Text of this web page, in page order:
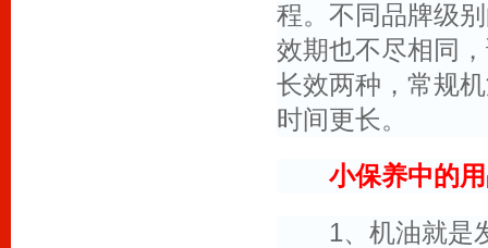
程。不同品牌级
效期也不尽相同
长效两种，常规
时间更长。
小保养中的
1、机油就是发